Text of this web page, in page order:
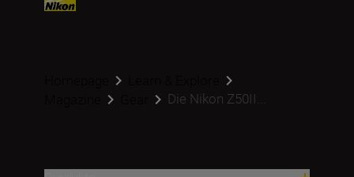
Die Nikon Z50II...